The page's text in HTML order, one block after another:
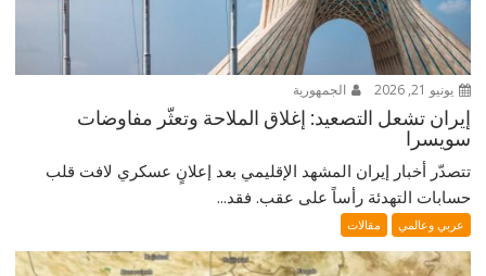
يونيو 21, 2026 الجمهورية
إيران تشعل التصعيد: إغلاق الملاحة وتعثّر مفاوضات
سويسرا
تتصدّر أخبار إيران المشهد الإقليمي بعد إعلانٍ عسكري لافت قلب
حسابات التهدئة رأساً على عقب. فقد...
عربي وعالمي مقالات